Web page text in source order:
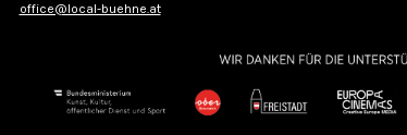
office@local-buehne.at